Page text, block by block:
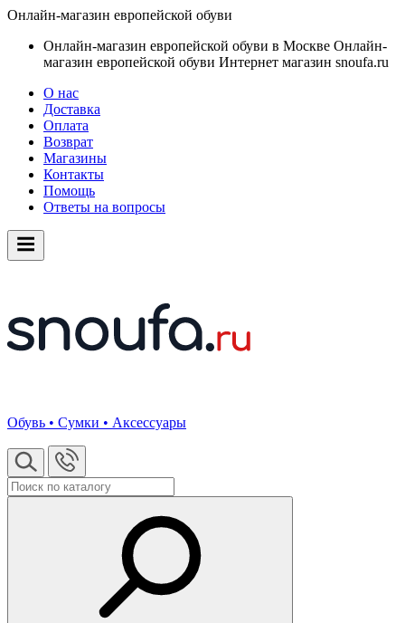
Онлайн-магазин европейской обуви
Онлайн-магазин европейской обуви в Москве Онлайн-
магазин европейской обуви Интернет магазин snoufa.ru
О нас
Доставка
Оплата
Возврат
Магазины
Контакты
Помощь
Ответы на вопросы
Обувь • Сумки • Аксессуары